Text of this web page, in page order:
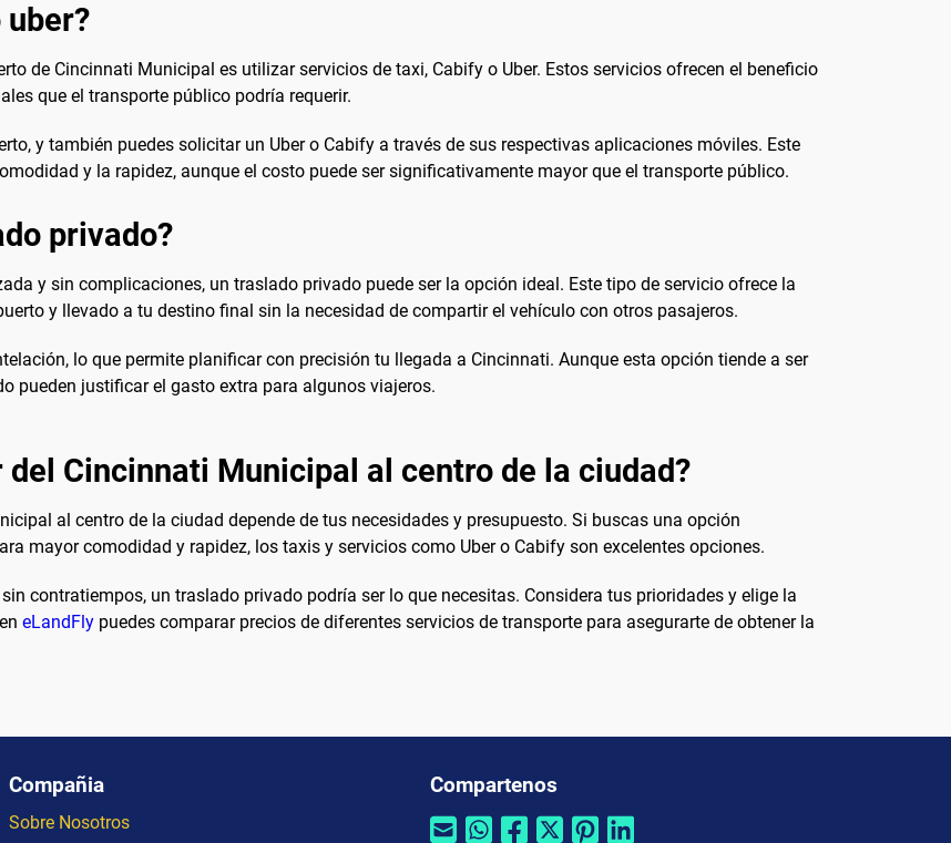
de Cincinnati Municipal es utilizar servicios de taxi, Cabify o Uber. Estos servicios ofrecen el beneficio
que el transporte público podría requerir.
y también puedes solicitar un Uber o Cabify a través de sus respectivas aplicaciones móviles. Este
y la rapidez, aunque el costo puede ser significativamente mayor que el transporte público.
privado?
y sin complicaciones, un traslado privado puede ser la opción ideal. Este tipo de servicio ofrece la
y llevado a tu destino final sin la necesidad de compartir el vehículo con otros pasajeros.
lo que permite planificar con precisión tu llegada a Cincinnati. Aunque esta opción tiende a ser
pueden justificar el gasto extra para algunos viajeros.
Cincinnati Municipal al centro de la ciudad?
al centro de la ciudad depende de tus necesidades y presupuesto. Si buscas una opción
mayor comodidad y rapidez, los taxis y servicios como Uber o Cabify son excelentes opciones.
contratiempos, un traslado privado podría ser lo que necesitas. Considera tus prioridades y elige la
eLandFly puedes comparar precios de diferentes servicios de transporte para asegurarte de obtener la
Compañia
Sobre Nosotros
Compartenos